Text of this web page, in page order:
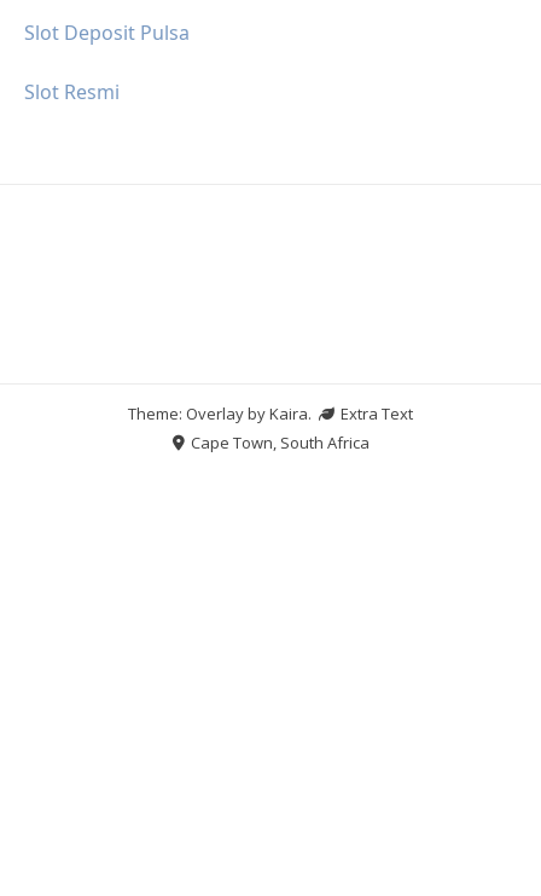
Slot Deposit Pulsa
Slot Resmi
Theme: Overlay byKaira.
Extra Text
Cape Town, South Africa